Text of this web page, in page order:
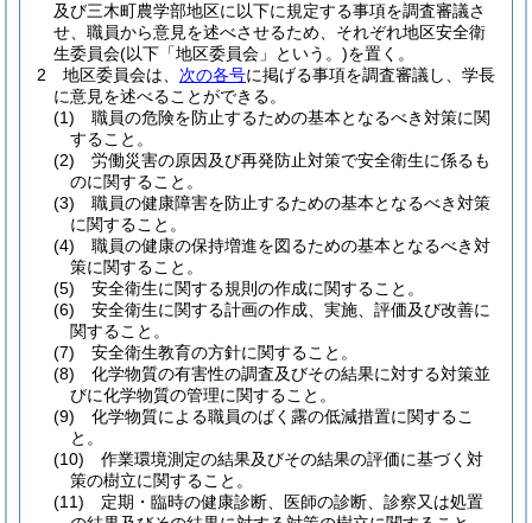
及び三木町農学部地区に以下に規定する事項を調査審議さ
せ、職員から意見を述べさせるため、それぞれ地区安全衛
生委員会(以下「地区委員会」という。)を置く。
2
地区委員会は、 次の各号に掲げる事項を調査審議し、学長
に意見を述べることができる。
(1)
職員の危険を防止するための基本となるべき対策に関
すること。
(2)
労働災害の原因及び再発防止対策で安全衛生に係るも
のに関すること。
(3)
職員の健康障害を防止するための基本となるべき対策
に関すること。
(4)
職員の健康の保持増進を図るための基本となるべき対
策に関すること。
(5)
安全衛生に関する規則の作成に関すること。
(6)
安全衛生に関する計画の作成、実施、評価及び改善に
関すること。
(7)
安全衛生教育の方針に関すること。
(8)
化学物質の有害性の調査及びその結果に対する対策並
びに化学物質の管理に関すること。
(9)
化学物質による職員のばく露の低減措置に関するこ
と。
(10)
作業環境測定の結果及びその結果の評価に基づく対
策の樹立に関すること。
(11)
定期・臨時の健康診断、医師の診断、診察又は処置